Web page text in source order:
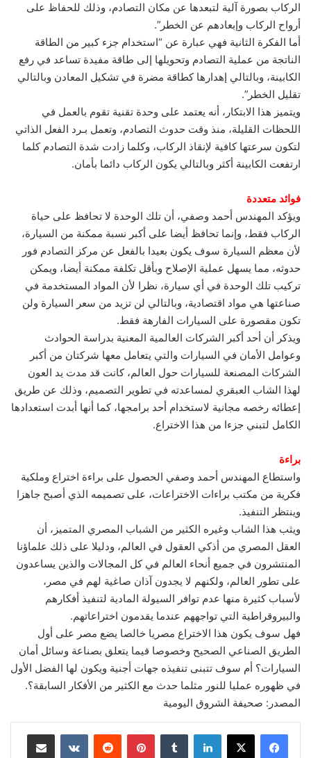
الركاب بصورة آلية لتبعدها عن مكان التصادم، وذلك للحفاظ على
أرواح الركاب وإبعادهم عن الخطر”.
أما الفكرة الثانية فهي عبارة عن “استخدام جزء كبير من الطاقة
الناتجة من عملية التصادم وتحويلها إلى طاقة مفيدة تساعد في رفع
الكابينة، وبالتالي إهدارها كطاقة مضرة في تشكيل المعادن وبالتالي
تقليل الخطر”.
ويتميز هذا الابتكار، أنه يعتمد على وحدة تقنية تقوم بالعمل في
اللحظات القليلة، منذ وقت حدوث التصادم، وتعمل بـرد الفعل الذاتي
لتكون سرعتها كافية لإنقاذ الركاب، وكلما زادت شدة التصادم كلما
ارتفعت الكابينة أكثر وبالتالي يكون الركاب دائما بأمان.
فوائد متعددة
ويؤكد المهندس أحمد وصفي، أن تلك الوحدة لا تحافظ على حياة
الركاب فقط، وإنما تحافظ أيضا على أكبر نسبة ممكنة من السيارة،
لأن معظم السيارة سوف يكون بعيدا بالفعل عن مركز التصادم فور
حدوثه، مما يسهل عملية الإصلاح وبأقل تكلفة ممكنة أيضا، ويمكن
تركيب تلك الوحدة في أي سيارة، نظرا لأن المواد المستخدمة في
صناعتها هي مواد اقتصادية، وبالتالي لن تزيد من سعر السيارة ولن
تكون مقصورة على السيارات الفارهة فقط.
ويذكر أن أحد أكبر الشركات العالمية المعنية بدراسة الحوادث
وعوامل الأمان في السيارات والتي يتعامل معها شركتان من أكبر
الشركات المصنعة للسيارات حول العالم، كانت قد مدت يد العون
لهذا الشاب العبقري لمساعدته في تطوير التصميم، وذلك عن طريق
إعطائه رخصه مجانية لاستخدام أحد برامجها، كما أنها أبدت استعدادها
الكامل لتبني جزءا من هذا الاختراع.
براءة
واستطاع المهندس أحمد وصفي الحصول على براءة اختراع وملكية
فكرية من مكتب براءات الاختراعات، على تصميمه الذي أصبح جاهزا
وينتظر التنفيذ.
ويثب هذا الشاب وغيره الكثير من الشباب المصري المتميز، أن
العقل المصري من أذكي العقول في العالم، ودليلا على ذلك علماؤنا
المنتشرون في جميع أنحاء العالم في كل المجالات والذين يساعدون
على تطور العالم، ولكنهم لا يجدون آذان صاغية لهم في مصر،
لأسباب كثيرة منها عدم توافر السيولة المادية لتنفيذ أفكارهم
والبيروقراطية التي تواجههم عندما يقدمون اختراعاتهم.
فهل سوف يكون هذا الاختراع مصريا خالصا يضع مصر على أول
الطريق الصناعي الصحيح وخصوصا فيما يتعلق بصناعة وسائل أمان
السيارات؟ أم سوف تتبنى تنفيذه جهات أجنية ويكون لها الفضل الأول
في ظهوره عمليا للنور مثلما حدث مع الكثير من الأفكار السابقة؟.
المصدر: صحيفة الشروق اليومية
لينكدإن بينتيريست